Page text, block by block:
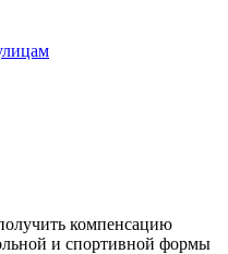
в
08.06.2026
и Крыму — цены,
компенсацию
и спортивной формы